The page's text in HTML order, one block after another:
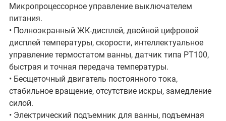
Микропроцессорное управление выключателем
питания.
• Полноэкранный ЖК-дисплей, двойной цифровой
дисплей температуры, скорости, интеллектуальное
управление термостатом ванны, датчик типа PT100,
быстрая и точная передача температуры.
• Бесщеточный двигатель постоянного тока,
стабильное вращение, отсутствие искры, замедление
силой.
• Электрический подъемник для ванны, подъемная